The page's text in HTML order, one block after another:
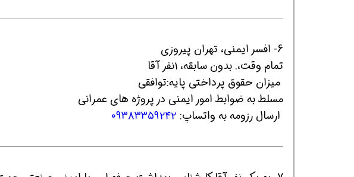
6- افسر ایمنی، تهران پیروزی
تمام وقت،. بدون سابقه، ۱نفر آقا
میزان حقوق پرداختی پایه:توافقی
مسلط به ضوابط امور ایمنی در پروژه های عمرانی
ارسال رزومه به واتساپ: ۰۹۳۸۳۳۵۹۲۴۲